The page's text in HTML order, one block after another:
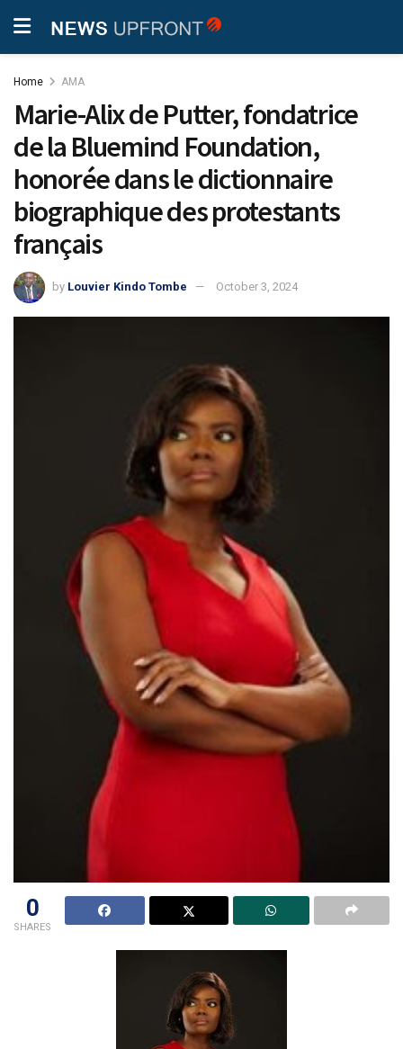
Home AMA
Marie-Alix de Putter, fondatrice
de la Bluemind Foundation,
honorée dans le dictionnaire
biographique des protestants
français
by Louvier Kindo Tombe October 3, 2024
0
SHARES